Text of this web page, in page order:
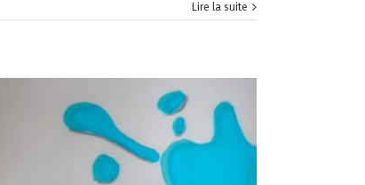
Lire la suite